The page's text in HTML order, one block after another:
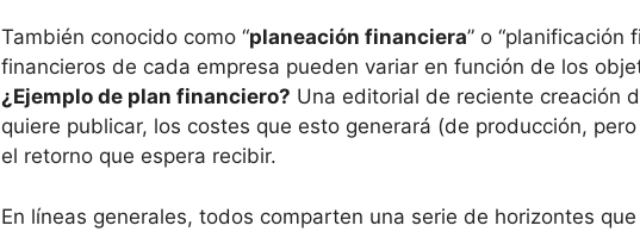
También conocido como “planeación financiera” o “planificación
financieros de cada empresa pueden variar en función de los
¿Ejemplo de plan financiero? Una editorial de reciente creación
quiere publicar, los costes que esto generará (de producción,
el retorno que espera recibir.
En líneas generales, todos comparten una serie de horizontes